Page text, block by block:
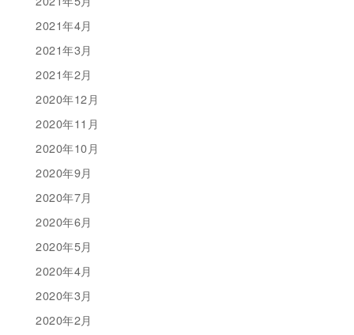
2021年4月
2021年3月
2021年2月
2020年12月
2020年11月
2020年10月
2020年9月
2020年7月
2020年6月
2020年5月
2020年4月
2020年3月
2020年2月